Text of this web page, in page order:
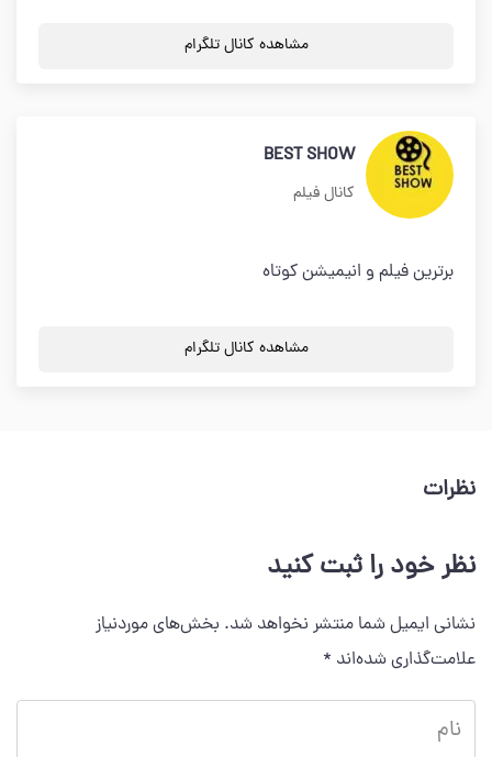
مشاهده کانال تلگرام
BEST SHOW
کانال فیلم
برترین فیلم و انیمیشن کوتاه
مشاهده کانال تلگرام
نظرات
نظر خود را ثبت کنید
نشانی ایمیل شما منتشر نخواهد شد. بخش‌های موردنیاز
علامت‌گذاری شده‌اند *